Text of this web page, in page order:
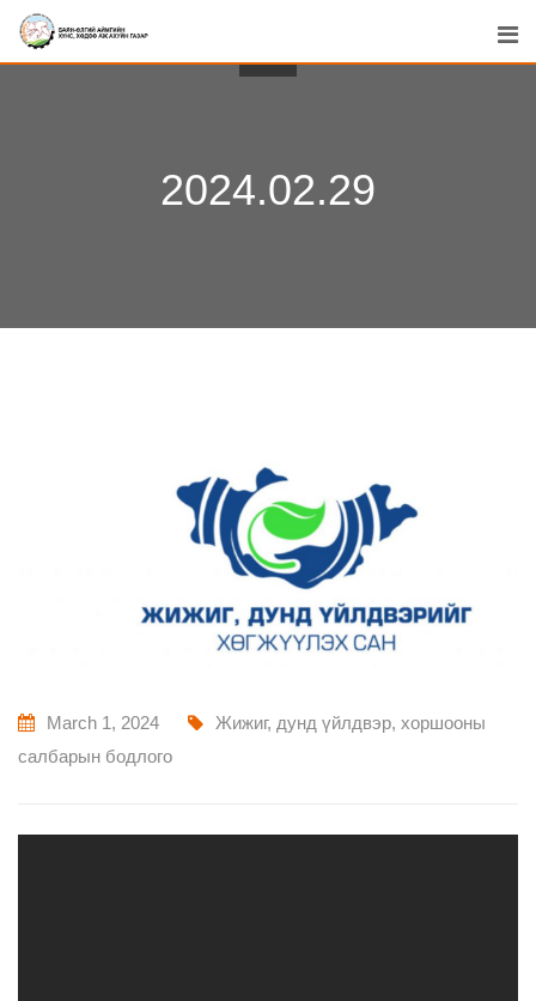
Skip
2024.02.29
March 1, 2024
Жижиг, дунд үйлдвэр, хоршооны
салбарын бодлого